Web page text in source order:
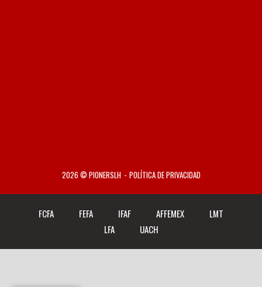
2026 © PIONERSLH POLÍTICA DE PRIVACIDAD
FCFA FEFA IFAF AFFEMEX
LMT
LFA
UACH